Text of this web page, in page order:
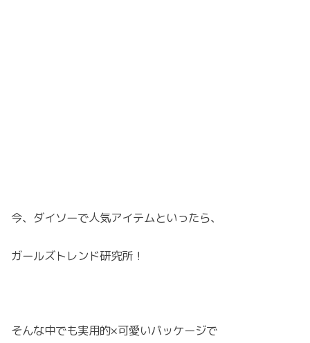
今、ダイソーで人気アイテムといったら、
ガールズトレンド研究所！
そんな中でも実用的×可愛いパッケージで